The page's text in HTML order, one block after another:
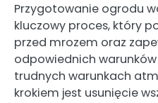
Przygotowanie ogrodu
kluczowy proces, który
przed mrozem oraz
odpowiednich
trudnych warunkach
krokiem jest usunięcie